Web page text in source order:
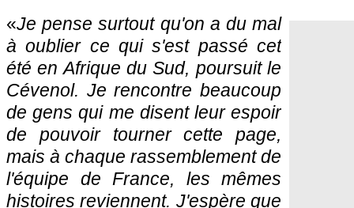
«Je pense surtout qu'on a du mal
à oublier ce qui s'est passé cet
été en Afrique du Sud, poursuit le
Cévenol. Je rencontre beaucoup
de gens qui me disent leur espoir
de pouvoir tourner cette page,
mais à chaque rassemblement de
l'équipe de France, les mêmes
histoires reviennent. J'espère que